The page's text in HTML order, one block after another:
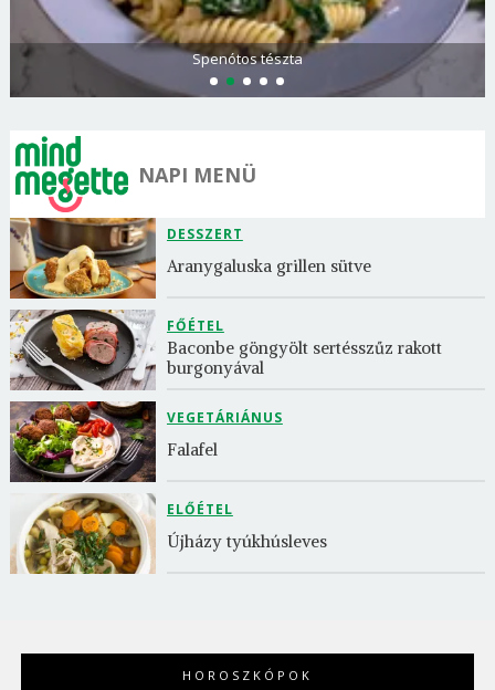
Spenótos tészta
NAPI MENÜ
DESSZERT
Aranygaluska grillen sütve
FŐÉTEL
Baconbe göngyölt sertésszűz rakott
burgonyával
VEGETÁRIÁNUS
Falafel
ELŐÉTEL
Újházy tyúkhúsleves
HOROSZKÓPOK